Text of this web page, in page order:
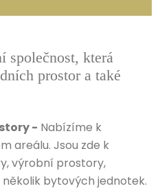
společnost, která
prostor a také
- Nabízíme k
areálu. Jsou zde k
výrobní prostory,
bytových jednotek.